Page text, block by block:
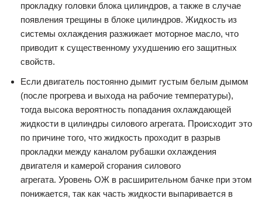
прокладку головки блока цилиндров, а также в случае
появления трещины в блоке цилиндров. Жидкость из
системы охлаждения разжижает моторное масло, что
приводит к существенному ухудшению его защитных
свойств.
Если двигатель постоянно дымит густым белым дымом
(после прогрева и выхода на рабочие температуры),
тогда высока вероятность попадания охлаждающей
жидкости в цилиндры силового агрегата. Происходит это
по причине того, что жидкость проходит в разрыв
прокладки между каналом рубашки охлаждения
двигателя и камерой сгорания силового
агрегата. Уровень ОЖ в расширительном бачке при этом
понижается, так как часть жидкости выпаривается в